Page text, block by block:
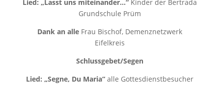
Lied: „Lasst uns miteinander…“ Kinder der Bertrada
Grundschule Prüm
Dank an alle Frau Bischof, Demenznetzwerk
Eifelkreis
Schlussgebet/Segen
Lied: „Segne, Du Maria“ alle Gottesdienstbesucher